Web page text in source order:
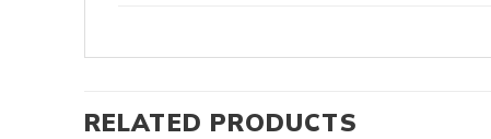
RELATED PRODUCTS